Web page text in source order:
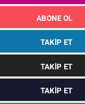
ABONE OL
TAKIP ET
TAKIP ET
TAKIP ET